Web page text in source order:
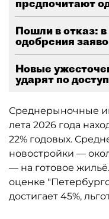
предпочитают
Пошли в отказ:
одобрения
Новые
ударят по
Среднерыночные
лета 2026 года
22% годовых.
новостройки —
— на готовое
оценке
достигает 45%,